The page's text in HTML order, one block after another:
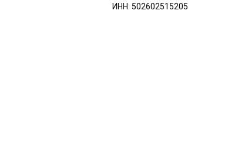
ИНН: 502602515205